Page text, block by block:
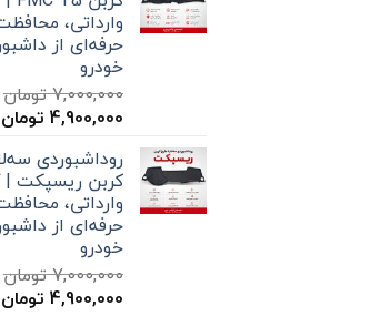
وارداتی،
حرفه‌ای از
خودرو
7,000,000تومان
قیمت
7,000,000 تومان
بود.
4,900,000 تومان
روداشبوردی
کربن ریسپکت
وارداتی،
حرفه‌ای از
خودرو
7,000,000تومان
قیمت
4,900,000 تومان